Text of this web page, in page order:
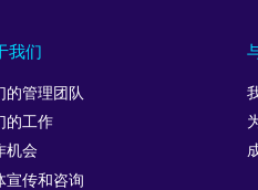
我们
的管理团队
的工作
机会
宣传和咨询